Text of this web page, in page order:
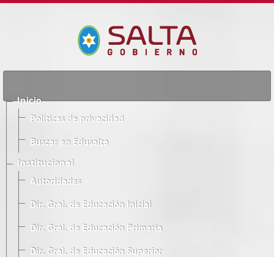
Inicio
Políticas de privacidad
Buscar en Edusalta
Institucional
Autoridades
Dir. Gral. de Educación Inicial
Dir. Gral. de Educación Primaria
Dir. Gral. de Educación Superior